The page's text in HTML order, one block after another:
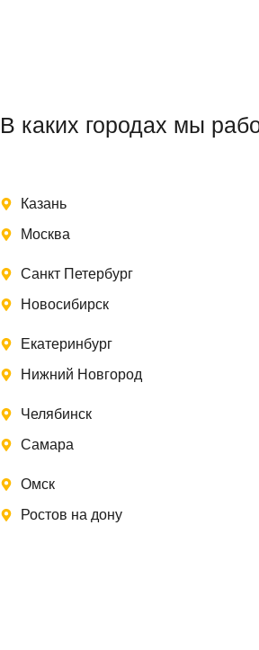
В каких городах мы
Казань
Москва
Санкт Петербург
Новосибирск
Екатеринбург
Нижний Новгород
Челябинск
Самара
Омск
Ростов на дону